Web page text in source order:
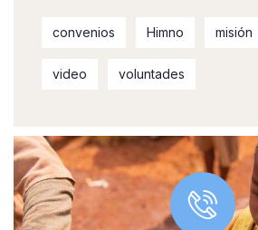
convenios Himno misión
video voluntades